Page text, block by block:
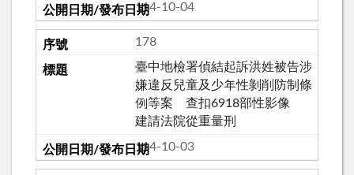
114-10-04
178
臺中地檢署偵結起訴洪姓被告涉
嫌違反兒童及少年性剝削防制條
例等案 查扣6918部性影像
建請法院從重量刑
114-10-03